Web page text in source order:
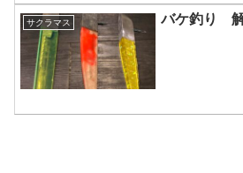
サクラマス バケ釣り